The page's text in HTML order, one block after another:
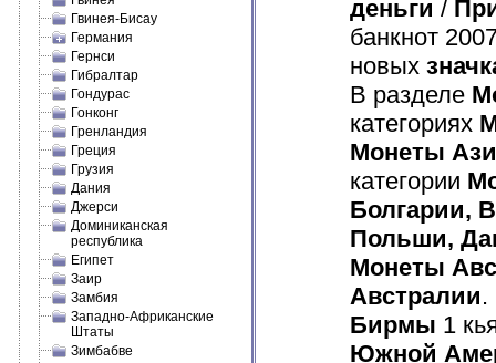
Гвинея-Бисау
Германия
Гернси
Гибралтар
Гондурас
Гонконг
Гренландия
Греция
Грузия
Дания
Джерси
Доминиканская
республика
Египет
Заир
Замбия
Западно-Африканские
Штаты
Зимбабве
деньги /
банкнот
новых
В разделе
категориях
Монеты
категории
Болгарии,
Польши,
Монеты
Австралии.
Бирмы 1
Южной